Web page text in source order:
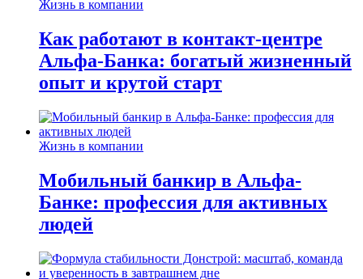
Жизнь в компании
Как работают в контакт-центре
Альфа-Банка: богатый жизненный
опыт и крутой старт
Жизнь в компании
Мобильный банкир в Альфа-
Банке: профессия для активных
людей